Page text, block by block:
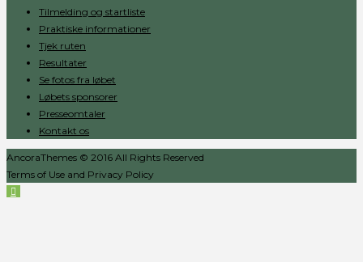
Tilmelding og startliste
Praktiske informationer
Tjek ruten
Resultater
Se fotos fra løbet
Løbets sponsorer
Presseomtaler
Kontakt os
AncoraThemes © 2016 All Rights Reserved
Terms of Use and Privacy Policy